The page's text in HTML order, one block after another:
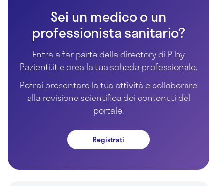
Sei un medico o un
professionista sanitario?
Entra a far parte della directory di P. by
Pazienti.it e crea la tua scheda professionale.
Potrai presentare la tua attività e collaborare
alla revisione scientifica dei contenuti del
portale.
Registrati